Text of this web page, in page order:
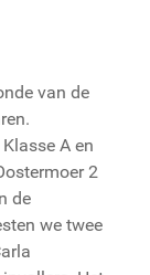
van de
A en
2
de
we twee